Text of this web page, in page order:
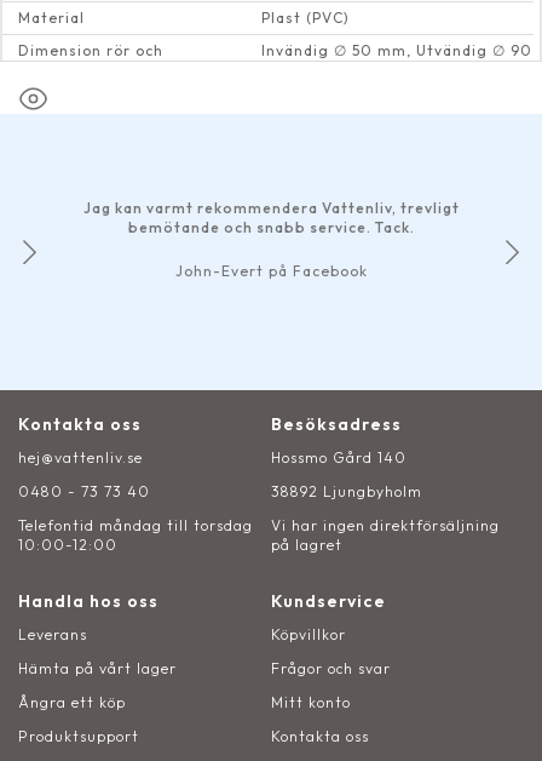
Material
Plast (PVC)
Dimension rör och
Invändig ∅ 50 mm, Utvändig ∅ 90
Jag kan varmt rekommendera Vattenliv, trevligt
bemötande och snabb service. Tack.
John-Evert på Facebook
Kontakta oss
hej@vattenliv.se
0480 - 73 73 40
Telefontid måndag till torsdag
10:00-12:00
Besöksadress
Hossmo Gård 140
38892 Ljungbyholm
Vi har ingen direktförsäljning
på lagret
Handla hos oss
Leverans
Hämta på vårt lager
Ångra ett köp
Produktsupport
Kundservice
Köpvillkor
Frågor och svar
Mitt konto
Kontakta oss